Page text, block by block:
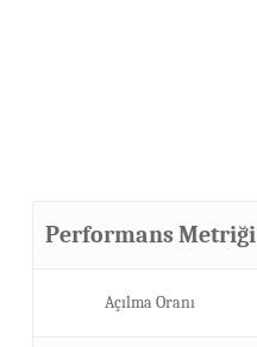
Performans Metriği
Açılma Oranı